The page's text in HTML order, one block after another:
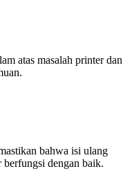
atas masalah printer dan
bahwa isi ulang
berfungsi dengan baik.